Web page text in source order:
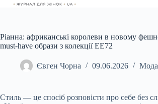
Ріанна: африканські королеви в новому
must-have образи з колекції EE72
Євген Чорна 09.06.2026 Мода
Стиль — це спосіб розповісти про себе без